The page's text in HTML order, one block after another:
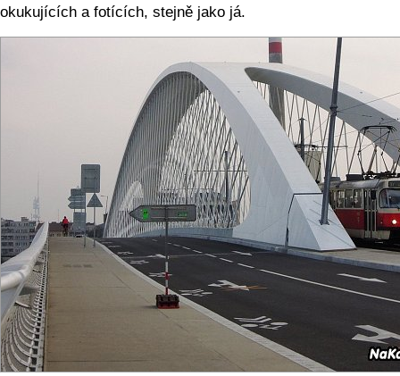
okukujících a fotících, stejně jako já.